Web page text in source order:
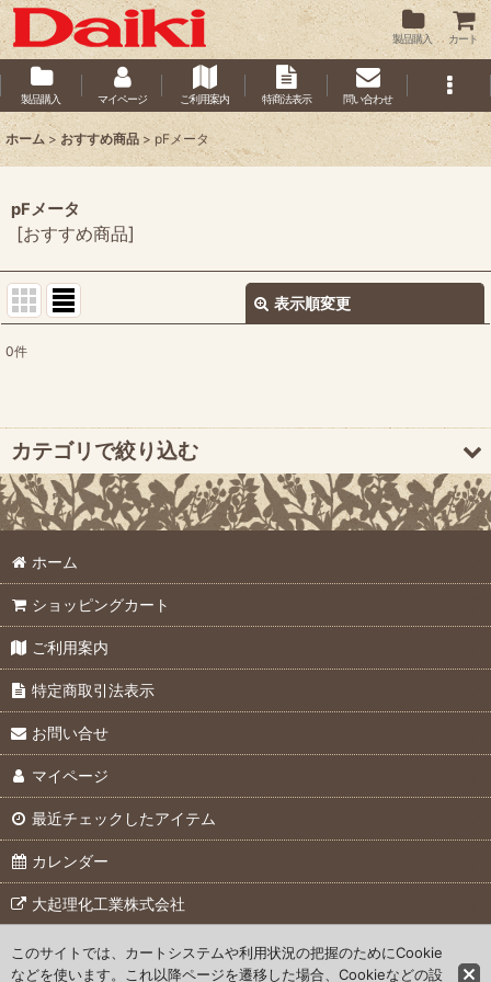
製品購入 カート
製品購入 マイページ ご利用案内 特商法表示 問い合わせ
ホーム > おすすめ商品 > pFメータ
pFメータ
[おすすめ商品]
表示順変更
表示数:
並び順:
0件
カテゴリで絞り込む
pFメータ (全商品)
pFメータ本体
交換用部品
ホーム
ショッピングカート
ご利用案内
特定商取引法表示
お問い合せ
マイページ
最近チェックしたアイテム
カレンダー
大起理化工業株式会社
© 2007 Daiki Rika Kogyo Co., Ltd.
このサイトでは、カートシステムや利用状況の把握のためにCookie
などを使います。これ以降ページを遷移した場合、Cookieなどの設